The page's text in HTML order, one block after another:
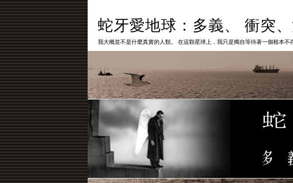
蛇牙愛地球：多義、 衝突
我大概並不是什麼真實的人類。 在這顆星球上，我只是獨自等待著一個根本